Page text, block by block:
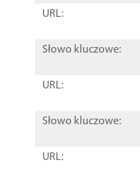
URL:
Słowo kluczowe:
URL:
Słowo kluczowe:
URL: